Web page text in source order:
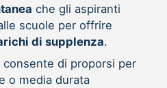
che gli aspiranti
scuole per offrire
di supplenza.
consente di proporsi per
o media durata